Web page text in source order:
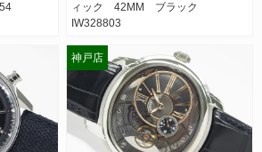
ィック 42MM ブラック
IW328803
神戸店